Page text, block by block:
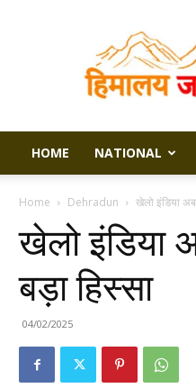
HOME NATIONAL
Home Dehradun खेलो इंडिया
खेलो इंडिया
बड़ा हिस्सा
04/02/2025